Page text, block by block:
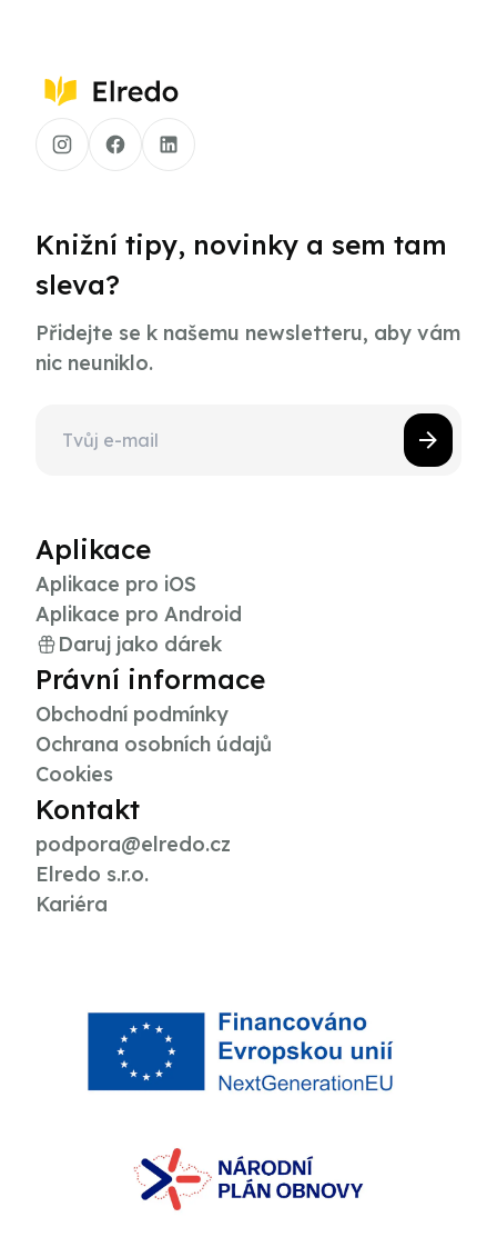
Knižní tipy, novinky a sem tam
sleva?
Přidejte se k našemu newsletteru, aby vám
nic neuniklo.
Aplikace
Aplikace pro iOS
Aplikace pro Android
Daruj jako dárek
Právní informace
Obchodní podmínky
Ochrana osobních údajů
Cookies
Kontakt
podpora@elredo.cz
Elredo s.r.o.
Kariéra